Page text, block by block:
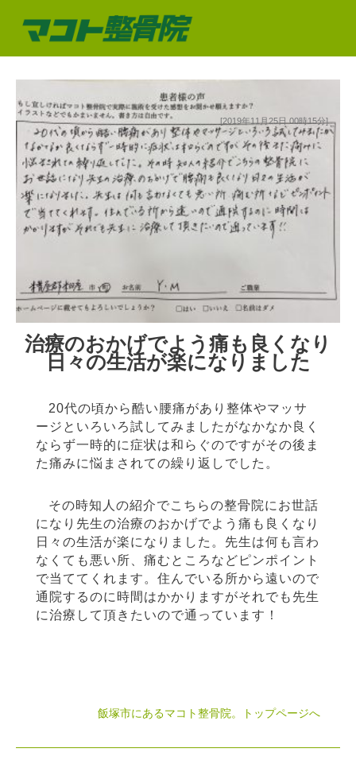
治療のおかげでよう痛も良くなり
日々の生活が楽になりました
[2019年11月25日 00時15分]
20代の頃から酷い腰痛があり整体やマッサ
ージといろいろ試してみましたがなかなか良く
ならず一時的に症状は和らぐのですがその後ま
た痛みに悩まされての繰り返しでした。
その時知人の紹介でこちらの整骨院にお世話
になり先生の治療のおかげでよう痛も良くなり
日々の生活が楽になりました。先生は何も言わ
なくても悪い所、痛むところなどピンポイント
で当ててくれます。住んでいる所から遠いので
通院するのに時間はかかりますがそれでも先生
に治療して頂きたいので通っています！
飯塚市にあるマコト整骨院。トップページへ